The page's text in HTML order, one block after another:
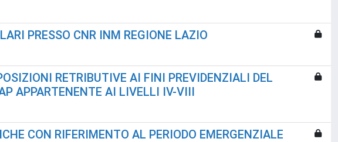
PRESSO CNR INM REGIONE LAZIO
RETRIBUTIVE AI FINI PREVIDENZIALI DEL
APPARTENENTE AI LIVELLI IV-VIII
CON RIFERIMENTO AL PERIODO EMERGENZIALE